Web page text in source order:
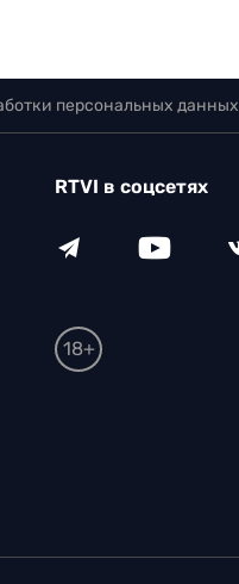
персональных данных
RTVI в соцсетях
18+